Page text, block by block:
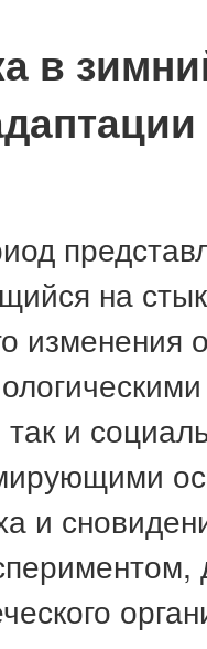
в
на
изменения
и
и